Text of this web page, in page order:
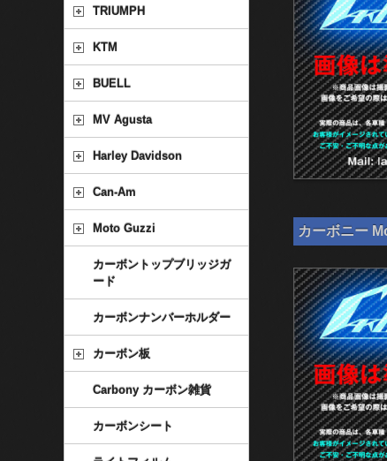
カーボニー
TRIUMPH
KTM
BUELL
MV Agusta
Harley Davidson
Can-Am
Moto Guzzi
カーボントップブリッジガ
ード
カーボンナンバーホルダー
カーボン板
Carbony カーボン雑貨
カーボンシート